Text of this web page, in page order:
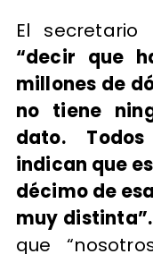
El
“decir que
millones de
no tiene
dato.
indican que
décimo de
muy distinta”.
que